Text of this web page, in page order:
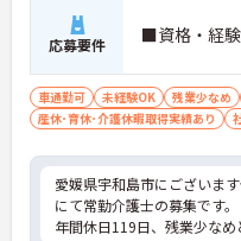
応募要件 ■資格・経
車通勤可 未経験OK 残業少なめ
産休･育休･介護休暇取得実績あり
愛媛県宇和島市にございま
にて常勤介護士の募集です。
年間休日119日、残業少な